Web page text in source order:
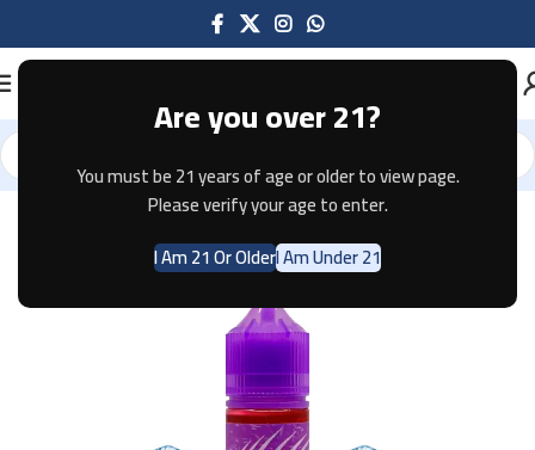
Are you over 21?
You must be 21 years of age or older to view page.
Please verify your age to enter.
I Am 21 Or OlderI Am Under 21
Home E-JUICE GUMMY